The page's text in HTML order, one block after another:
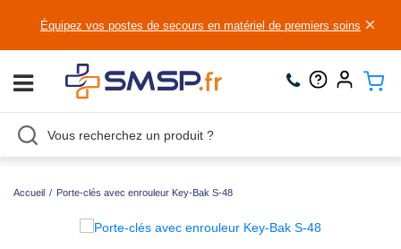
Équipez vos postes de secours en matériel de premiers soins ×
Accueil / Porte-clés avec enrouleur Key-Bak S-48